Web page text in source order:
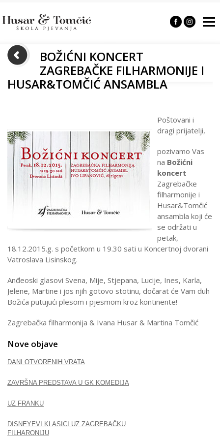
BOŽIĆNI KONCERT
ZAGREBAČKE FILHARMONIJE I
HUSAR&TOMČIĆ ANSAMBLA
Poštovani i
dragi prijatelji,
pozivamo Vas
na Božićni
koncert
Zagrebačke
filharmonije i
Husar&Tomčić
ansambla koji će
se održati u
petak,
18.12.2015.g. s početkom u 19.30 sati u Koncertnoj dvorani
Vatroslava Lisinskog.
Anđeoski glasovi Svena, Mije, Stjepana, Lucije, Ines, Karla,
Jelene, Martine i jos njih gotovo stotinu, dočarat će Vam duh
Božića putujući plesom i pjesmom kroz kontinente!
Zagrebačka filharmonija & Ivana Husar & Martina Tomčić
Nove objave
DANI OTVORENIH VRATA
ZAVRŠNA PREDSTAVA U GK KOMEDIJA
UZ FRANKU
DISNEYEVI KLASICI UZ ZAGREBAČKU
FILHARONIJU